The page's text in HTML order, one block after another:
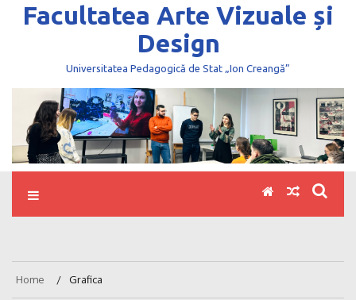
Facultatea Arte Vizuale și
Design
Universitatea Pedagogică de Stat „Ion Creangă”
Home Grafica